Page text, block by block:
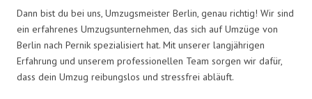
Dann bist du bei uns, Umzugsmeister Berlin, genau richtig! Wir sind
ein erfahrenes Umzugsunternehmen, das sich auf Umzüge von
Berlin nach Pernik spezialisiert hat. Mit unserer langjährigen
Erfahrung und unserem professionellen Team sorgen wir dafür,
dass dein Umzug reibungslos und stressfrei abläuft.